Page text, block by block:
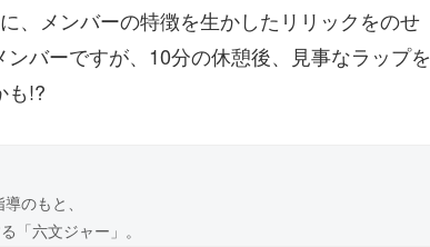
、メンバーの特徴を生かしたリリックをのせ
バーですが、10分の休憩後、見事なラップを
も!?
のもと、
「六文ジャー」。